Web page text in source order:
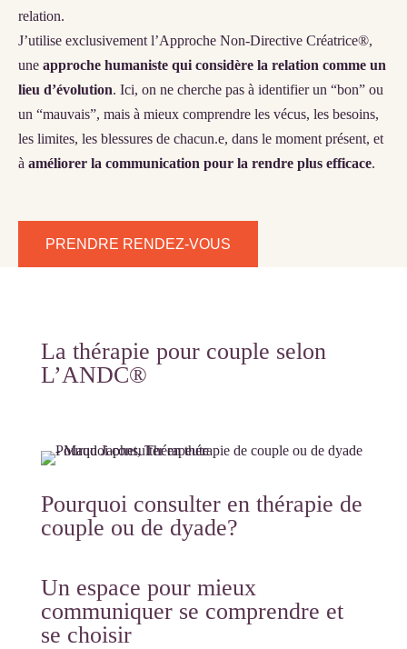
relation.
J’utilise exclusivement l’Approche Non-Directive Créatrice®,
une approche humaniste qui considère la relation comme un
lieu d’évolution. Ici, on ne cherche pas à identifier un “bon” ou
un “mauvais”, mais à mieux comprendre les vécus, les besoins,
les limites, les blessures de chacun.e, dans le moment présent, et
à améliorer la communication pour la rendre plus efficace.
PRENDRE RENDEZ-VOUS
La thérapie pour couple selon
L’ANDC®
Pourquoi consulter en thérapie de
couple ou de dyade?
Un espace pour mieux
communiquer se comprendre et
se choisir